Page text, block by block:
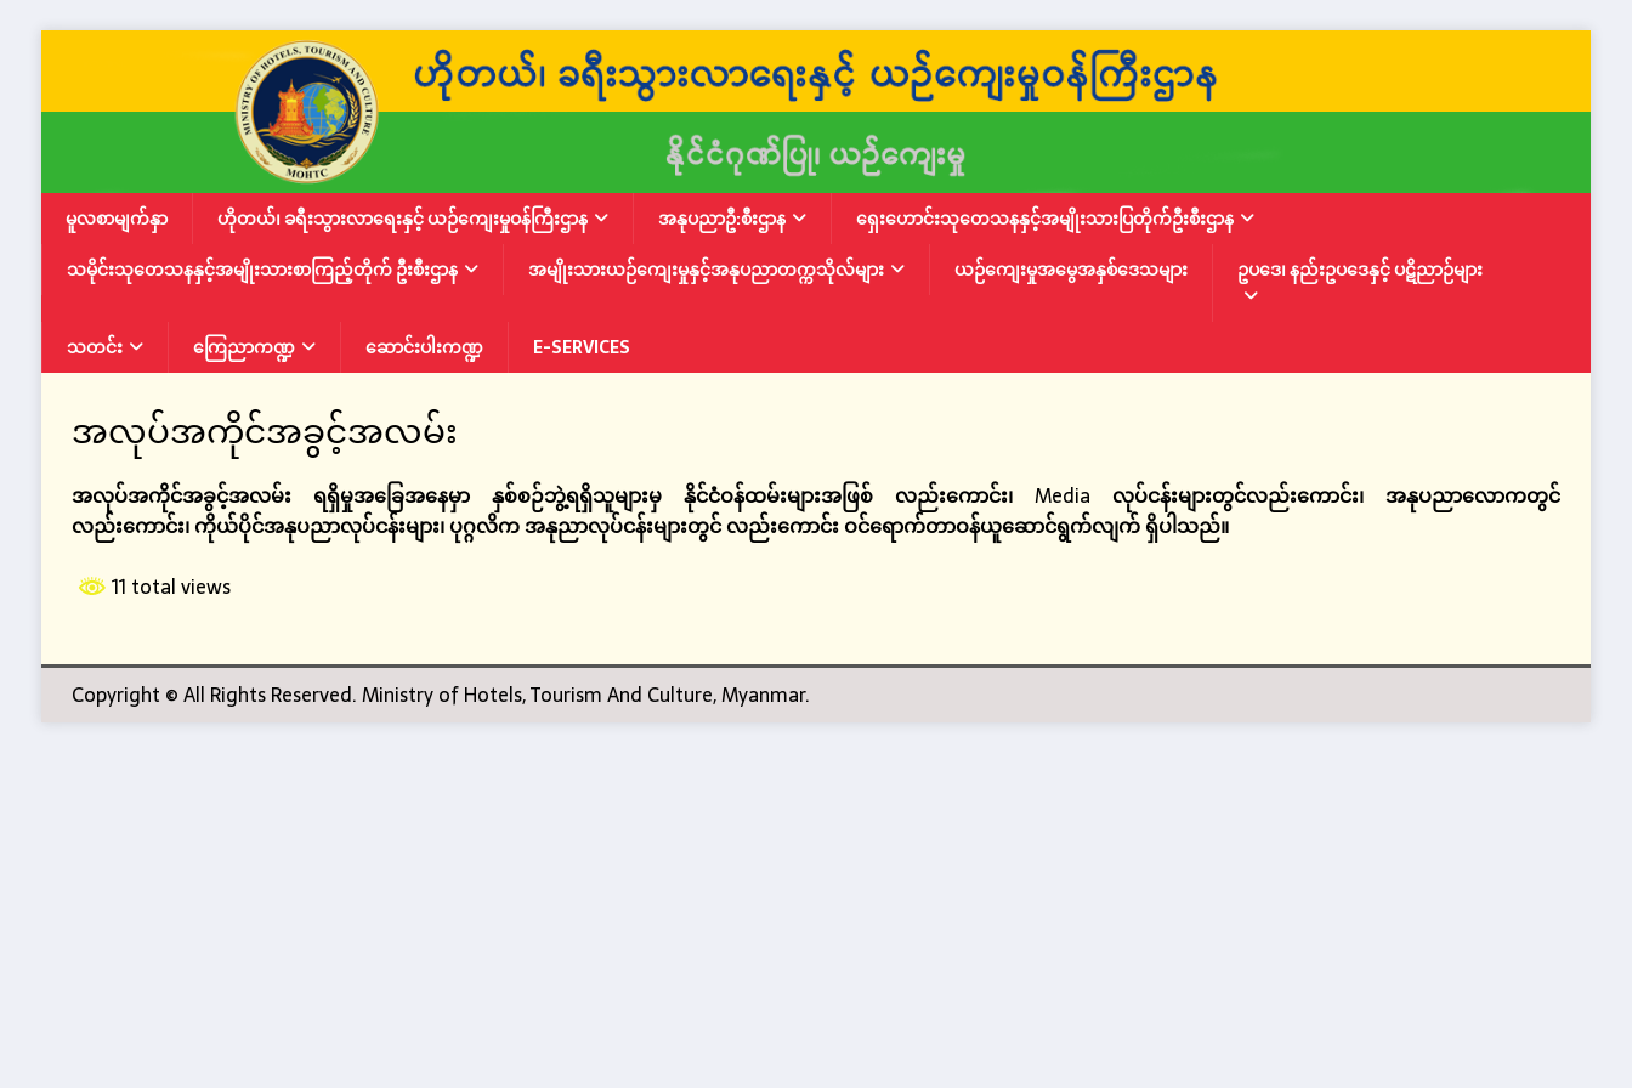
မူလစာမျက်နှာ ဟိုတယ်၊ ခရီးသွားလာရေးနှင့် ယဉ်ကျေးမှုဝန်ကြီးဌာန အနုပညာဦ:စီးဌာန
ရှေးဟောင်းသုတေသနနှင့်အမျိုးသားပြတိုက်ဦးစီးဌာန
သမိုင်းသုတေသနနှင့်အမျိုးသားစာကြည့်တိုက် ဦးစီးဌာန
အမျိုးသားယဉ်ကျေးမှုနှင့်အနုပညာတက္ကသိုလ်များ ယဉ်ကျေးမှုအမွေအနှစ်ဒေသများ ဥပဒေ၊ နည်းဥပဒေနှင့် ပဋိညာဉ်များ
သတင်း ကြေညာကဏ္ဍ ဆောင်းပါးကဏ္ဍ E-SERVICES
အလုပ်အကိုင်အခွင့်အလမ်း
အလုပ်အကိုင်အခွင့်အလမ်း ရရှိမှုအခြေအနေမှာ နှစ်စဉ်ဘွဲ့ရရှိသူများမှ နိုင်ငံဝန်ထမ်းများအဖြစ် လည်းကောင်း၊Media လုပ်ငန်းများတွင်လည်းကောင်း၊ အနုပညာလောကတွင်
လည်းကောင်း၊ ကိုယ်ပိုင်အနုပညာလုပ်ငန်းများ၊ ပုဂ္ဂလိက အနုညာလုပ်ငန်းများတွင် လည်းကောင်း ဝင်ရောက်တာဝန်ယူဆောင်ရွက်လျက် ရှိပါသည်။
11 total views
Copyright © All Rights Reserved. Ministry of Hotels, Tourism And Culture, Myanmar.